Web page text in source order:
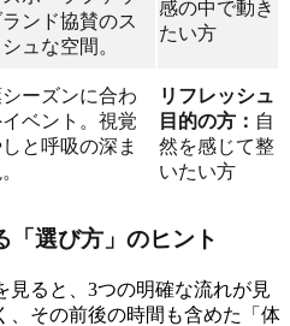
ンド協賛のス
ュな空間。
感の中で動き
たい方
ーズンに合わ
ベント。視覚
と呼吸の深ま
リフレッシュ
目的の方： 自
然を感じて整
いたい方
「選び方」のヒント
見ると、3つの明確な流れが見
、その前後の時間も含めた「体